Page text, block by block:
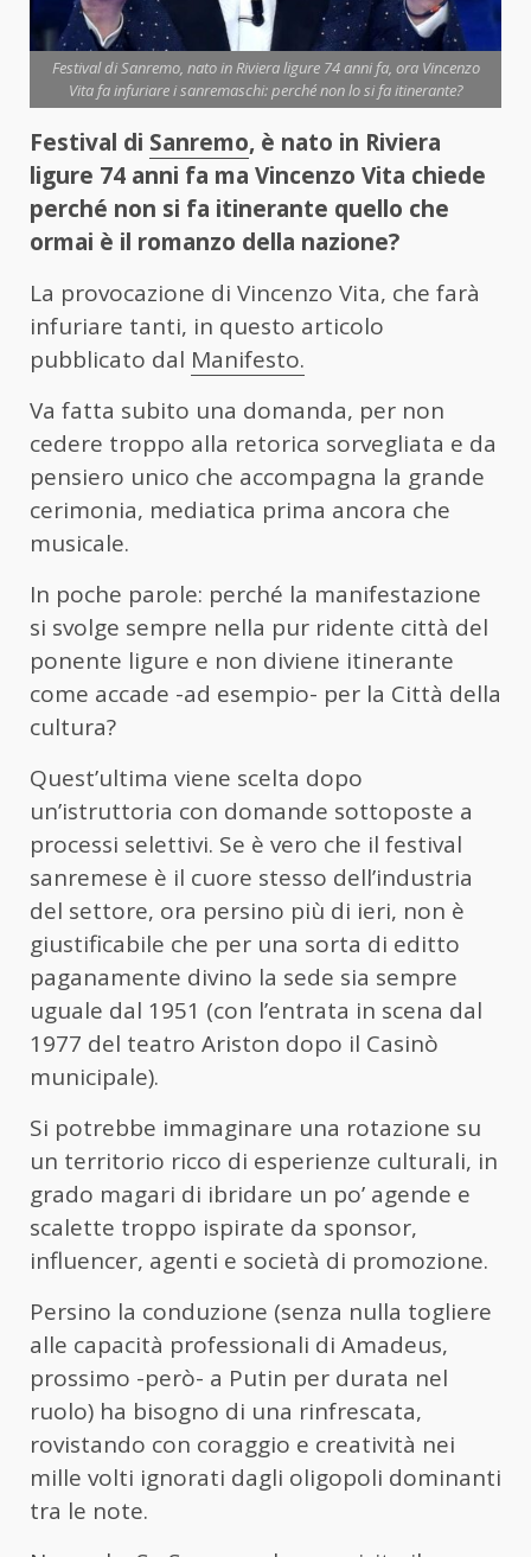
Festival di Sanremo, nato in Riviera ligure 74 anni fa, ora Vincenzo
Vita fa infuriare i sanremaschi: perché non lo si fa itinerante?
Festival di Sanremo, è nato in Riviera
ligure 74 anni fa ma Vincenzo Vita chiede
perché non si fa itinerante quello che
ormai è il romanzo della nazione?
La provocazione di Vincenzo Vita, che farà
infuriare tanti, in questo articolo
pubblicato dal Manifesto.
Va fatta subito una domanda, per non
cedere troppo alla retorica sorvegliata e da
pensiero unico che accompagna la grande
cerimonia, mediatica prima ancora che
musicale.
In poche parole: perché la manifestazione
si svolge sempre nella pur ridente città del
ponente ligure e non diviene itinerante
come accade -ad esempio- per la Città della
cultura?
Quest’ultima viene scelta dopo
un’istruttoria con domande sottoposte a
processi selettivi. Se è vero che il festival
sanremese è il cuore stesso dell’industria
del settore, ora persino più di ieri, non è
giustificabile che per una sorta di editto
paganamente divino la sede sia sempre
uguale dal 1951 (con l’entrata in scena dal
1977 del teatro Ariston dopo il Casinò
municipale).
Si potrebbe immaginare una rotazione su
un territorio ricco di esperienze culturali, in
grado magari di ibridare un po’ agende e
scalette troppo ispirate da sponsor,
influencer, agenti e società di promozione.
Persino la conduzione (senza nulla togliere
alle capacità professionali di Amadeus,
prossimo -però- a Putin per durata nel
ruolo) ha bisogno di una rinfrescata,
rovistando con coraggio e creatività nei
mille volti ignorati dagli oligopoli dominanti
tra le note.